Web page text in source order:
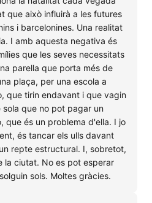
que això influirà a les futures
i barcelonines. Una realitat
I amb aquesta negativa és
que les seves necessitats
parella que porta més de
plaça, per una escola a
que tirin endavant i que vagin
sola que no pot pagar un
que és un problema d'ella. I jo
és tancar els ulls davant
repte estructural. I, sobretot,
la ciutat. No es pot esperar
sols. Moltes gràcies.